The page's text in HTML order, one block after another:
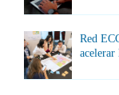
Red